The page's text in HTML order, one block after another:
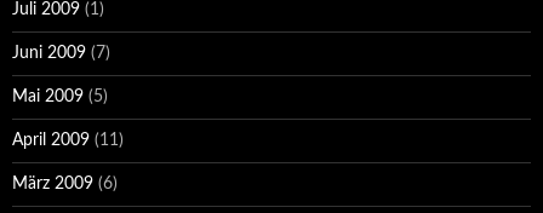
Juli 2009 (1)
Juni 2009 (7)
Mai 2009 (5)
April 2009 (11)
März 2009 (6)